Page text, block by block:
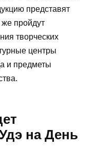
представят
пройдут
творческих
центры
и предметы
на День